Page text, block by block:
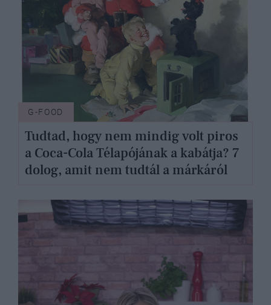
G-FOOD
Tudtad, hogy nem mindig volt piros
a Coca-Cola Télapójának a kabátja? 7
dolog, amit nem tudtál a márkáról